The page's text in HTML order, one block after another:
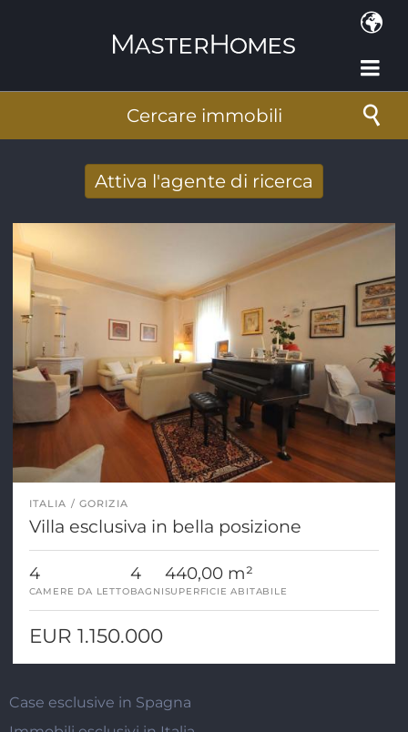
Cercare immobili
Attiva l'agente di ricerca
mail
Indirizzo e-mail*
ITALIA GORIZIA
Villa esclusiva in bella posizione
4
CAMERE DA LETTO
4
BAGNI
440,00 m²
SUPERFICIE ABITABILE
EUR 1.150.000
Case esclusive in Spagna